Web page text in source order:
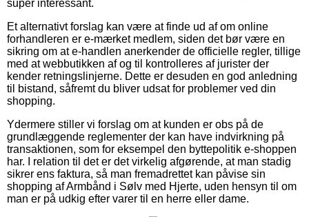
super interessant.
Et alternativt forslag kan være at finde ud af om online
forhandleren er e-mærket medlem, siden det bør være en
sikring om at e-handlen anerkender de officielle regler, tillige
med at webbutikken af og til kontrolleres af jurister der
kender retningslinjerne. Dette er desuden en god anledning
til bistand, såfremt du bliver udsat for problemer ved din
shopping.
Ydermere stiller vi forslag om at kunden er obs på de
grundlæggende reglementer der kan have indvirkning på
transaktionen, som for eksempel den byttepolitik e-shoppen
har. I relation til det er det virkelig afgørende, at man stadig
sikrer ens faktura, så man fremadrettet kan påvise sin
shopping af Armbånd i Sølv med Hjerte, uden hensyn til om
man er på udkig efter varer til en herre eller dame.